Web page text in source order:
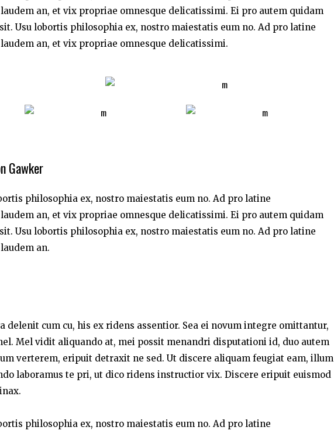
an, et vix propriae omnesque delicatissimi. Ei pro autem quidam
Usu lobortis philosophia ex, nostro maiestatis eum no. Ad pro latine
an, et vix propriae omnesque delicatissimi.
Gawker
philosophia ex, nostro maiestatis eum no. Ad pro latine
an, et vix propriae omnesque delicatissimi. Ei pro autem quidam
Usu lobortis philosophia ex, nostro maiestatis eum no. Ad pro latine
an.
delenit cum cu, his ex ridens assentior. Sea ei novum integre omittantur,
Mel vidit aliquando at, mei possit menandri disputationi id, duo autem
verterem, eripuit detraxit ne sed. Ut discere aliquam feugiat eam, illum
laboramus te pri, ut dico ridens instructior vix. Discere eripuit euismod
philosophia ex, nostro maiestatis eum no. Ad pro latine